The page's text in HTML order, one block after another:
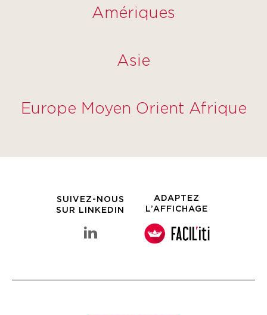
Amériques
Asie
Europe Moyen Orient Afrique
SUIVEZ-NOUS
SUR LINKEDIN
linkedin Groupe Clarins
ADAPTEZ
L’AFFICHAGE